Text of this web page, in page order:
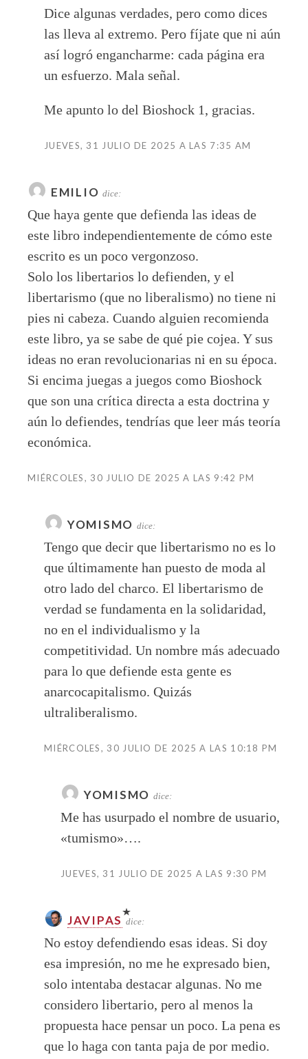
Dice algunas verdades, pero como dices
las lleva al extremo. Pero fíjate que ni aún
así logró engancharme: cada página era
un esfuerzo. Mala señal.
Me apunto lo del Bioshock 1, gracias.
JUEVES, 31 JULIO DE 2025 A LAS 7:35 AM
EMILIO dice:
Que haya gente que defienda las ideas de
este libro independientemente de cómo este
escrito es un poco vergonzoso.
Solo los libertarios lo defienden, y el
libertarismo (que no liberalismo) no tiene ni
pies ni cabeza. Cuando alguien recomienda
este libro, ya se sabe de qué pie cojea. Y sus
ideas no eran revolucionarias ni en su época.
Si encima juegas a juegos como Bioshock
que son una crítica directa a esta doctrina y
aún lo defiendes, tendrías que leer más teoría
económica.
MIÉRCOLES, 30 JULIO DE 2025 A LAS 9:42 PM
YOMISMO dice:
Tengo que decir que libertarismo no es lo
que últimamente han puesto de moda al
otro lado del charco. El libertarismo de
verdad se fundamenta en la solidaridad,
no en el individualismo y la
competitividad. Un nombre más adecuado
para lo que defiende esta gente es
anarcocapitalismo. Quizás
ultraliberalismo.
MIÉRCOLES, 30 JULIO DE 2025 A LAS 10:18 PM
YOMISMO dice:
Me has usurpado el nombre de usuario,
«tumismo»….
JUEVES, 31 JULIO DE 2025 A LAS 9:30 PM
JAVIPAS dice:
No estoy defendiendo esas ideas. Si doy
esa impresión, no me he expresado bien,
solo intentaba destacar algunas. No me
considero libertario, pero al menos la
propuesta hace pensar un poco. La pena es
que lo haga con tanta paja de por medio.